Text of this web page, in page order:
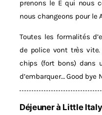
prenons le E qui nous
nous changeons pour le
Toutes les formalités
de police vont très vite.
chips (fort bons) dans
d’embarquer… Good bye
Déjeuner à Little Italy